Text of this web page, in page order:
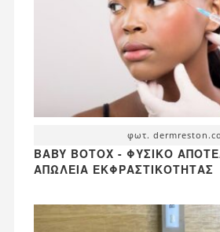
φωτ.
BABY BOTOX - ΦΥΣΙΚΌ
ΑΠΏΛΕΙΑ ΕΚΦΡΑΣΤΙΚΌΤΗΤΑΣ